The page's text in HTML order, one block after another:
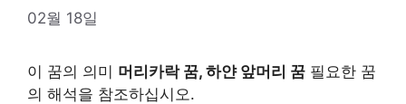
02월 18일
이 꿈의 의미 머리카락 꿈, 하얀 앞머리 꿈 필요한 꿈
의 해석을 참조하십시오.